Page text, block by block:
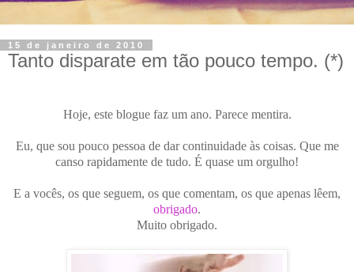
15 de janeiro de 2010
Tanto disparate em tão pouco tempo. (*)
Hoje, este blogue faz um ano. Parece mentira.
Eu, que sou pouco pessoa de dar continuidade às coisas. Que me
canso rapidamente de tudo. É quase um orgulho!
E a vocês, os que seguem, os que comentam, os que apenas lêem,
obrigado.
Muito obrigado.